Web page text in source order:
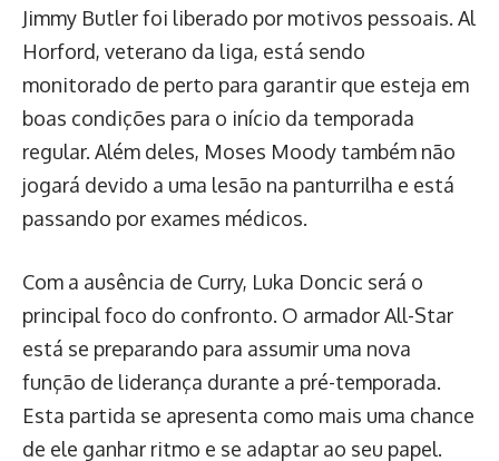
Jimmy Butler foi liberado por motivos pessoais. Al
Horford, veterano da liga, está sendo
monitorado de perto para garantir que esteja em
boas condições para o início da temporada
regular. Além deles, Moses Moody também não
jogará devido a uma lesão na panturrilha e está
passando por exames médicos.
Com a ausência de Curry, Luka Doncic será o
principal foco do confronto. O armador All-Star
está se preparando para assumir uma nova
função de liderança durante a pré-temporada.
Esta partida se apresenta como mais uma chance
de ele ganhar ritmo e se adaptar ao seu papel.